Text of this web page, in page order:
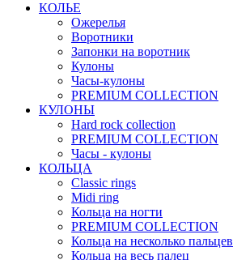
КОЛЬЕ
Ожерелья
Воротники
Запонки на воротник
Кулоны
Часы-кулоны
PREMIUM COLLECTION
КУЛОНЫ
Hard rock collection
PREMIUM COLLECTION
Часы - кулоны
КОЛЬЦА
Classic rings
Midi ring
Кольца на ногти
PREMIUM COLLECTION
Кольца на несколько пальцев
Кольца на весь палец